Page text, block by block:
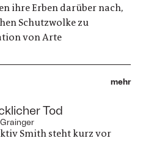
ihre Erben darüber nach,
Schutzwolke zu
von Arte
mehr
Tod
Smith steht kurz vor